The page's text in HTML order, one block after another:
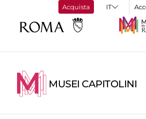
Acquista
MUSEI CAPITOLINI